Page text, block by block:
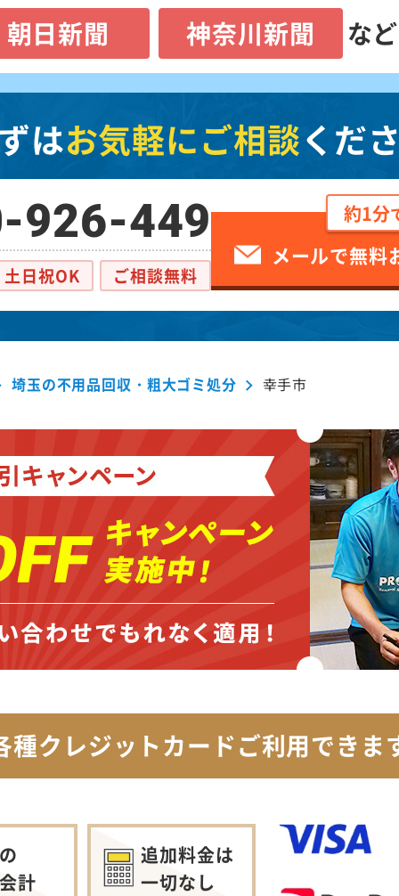
朝日新聞 神奈川新聞 な
はお気軽にご相談くだ
926-449
土日祝OK ご相談無料
約1分
メールで無料
埼玉の不用品回収・粗大ゴミ処分 幸手市
種クレジットカードご利用できま
計
追加料金は
一切なし